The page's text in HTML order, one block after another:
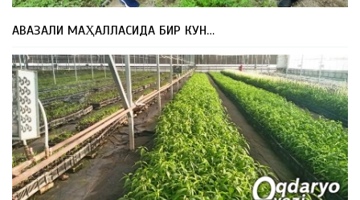
АВАЗАЛИ МАҲАЛЛАСИДА БИР КУН…